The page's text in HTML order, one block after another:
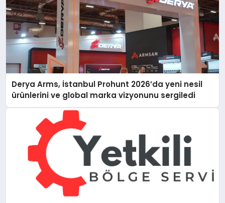
Derya Arms, İstanbul Prohunt 2026’da yeni nesil
ürünlerini ve global marka vizyonunu sergiledi